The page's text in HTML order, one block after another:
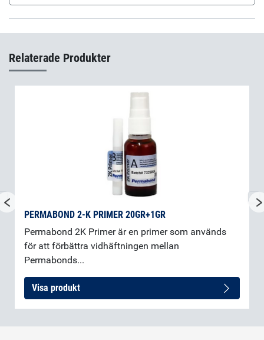
Permabond ES558 (sv-SE)
Relaterade Produkter
PERMABOND 2-K PRIMER 20GR+1GR
Permabond 2K Primer är en primer som används
för att förbättra vidhäftningen mellan
Permabonds...
Visa produkt